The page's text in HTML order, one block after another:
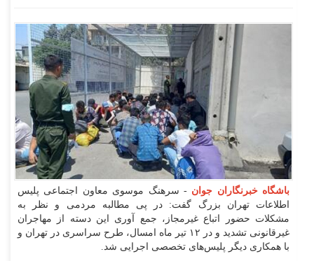
باشگاه خبرنگاران جوان - سرهنگ موسوی معاون اجتماعی پلیس
اطلاعات تهران بزرگ گفت: در پی مطالبه مردمی و نظر به
مشکلات حضور اتباع غیرمجاز، جمع آوری این دسته از مهاجران
غیرقانونی تشدید و در ۱۲ تیر ماه امسال، طرح سراسری در تهران و
با همکاری دیگر پلیس‌های تخصصی اجرایی شد.